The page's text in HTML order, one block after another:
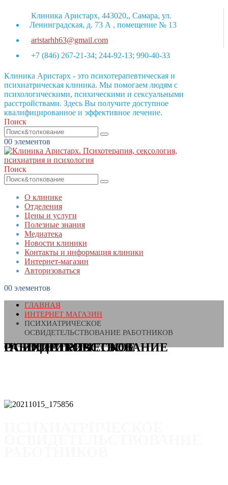
Клиника Аристарх, 443020,, Самара, ул.
Ленинградская, д. 73 А , помещение № 13
aristarhh63@gmail.com
+7 (846) 267-21-34; 244-92-13; 990-40-33
Клиника Аристарх - это психотерапевтическая и
психиатрическая клиника. Мы помогаем людям с
психологическими, психическими и сексуальными
расстройствами. Здесь Вы получите доступное
квалифицированное и эффективное лечение.
Поиск
00 элементов
Поиск
О клинике
Отделения
Цены и услуги
Полезные знания
Медиатека
Новости клиники
Контакты и информация клиники
Интернет-магазин
Авторизоваться
00 элементов
ГЛАВНАЯ
ИНТЕРНЕТ МАГАЗИН
ПСИХИАТРИЧЕСКОЕ
ОСВИДЕТЕЛЬСТВОВАНИЕ РАБОТНИКОВ
ПСИХИАТРИЧЕСКОЕ ОСВИДЕТЕЛЬСТВОВАНИЕ РАБОТНИКОВ